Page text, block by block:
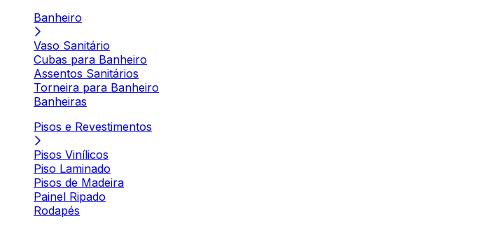
Banheiro
Vaso Sanitário
Cubas para Banheiro
Assentos Sanitários
Torneira para Banheiro
Banheiras
Pisos e Revestimentos
Pisos Vinílicos
Piso Laminado
Pisos de Madeira
Painel Ripado
Rodapés